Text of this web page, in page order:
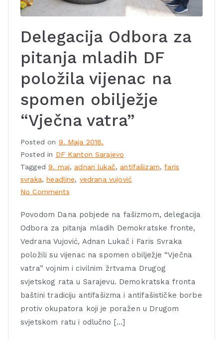
Delegacija Odbora za
pitanja mladih DF
položila vijenac na
spomen obilježje
“Vječna vatra”
Posted on 9. Maja 2018.
Posted in DF Kanton Sarajevo
Tagged9. maj, adnan lukač, antifašizam,faris
svraka,headline, vedrana vujović
No Comments
Povodom Dana pobjede na fašizmom, delegacija
Odbora za pitanja mladih Demokratske fronte,
Vedrana Vujović, Adnan Lukač i Faris Svraka
položili su vijenac na spomen obilježje “Vječna
vatra” vojnim i civilnim žrtvama Drugog
svjetskog rata u Sarajevu. Demokratska fronta
baštini tradiciju antifašizma i antifašističke borbe
protiv okupatora koji je poražen u Drugom
svjetskom ratu i odlučno […]